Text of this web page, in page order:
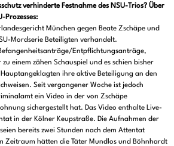
verhinderte Festnahme des NSU-Trios? Über
Prozesses:
München gegen Beate Zschäpe und
Mordserie Beteiligten verhandelt.
Entpflichtungsanträge,
einem zähen Schauspiel und es schien bisher
ihre aktive Beteiligung an den
Seit vergangener Woche ist jedoch
ein Video in der von Zschäpe
sichergestellt hat. Das Video enthalte Live-
in der Kölner Keupstraße. Die Aufnahmen der
bereits zwei Stunden nach dem Attentat
Zeitraum hätten die Täter Mundlos und Böhnhardt